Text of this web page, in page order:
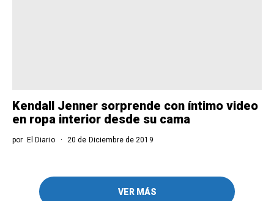
Kendall Jenner sorprende con íntimo video
en ropa interior desde su cama
por El Diario 20 de Diciembre de 2019
VER MÁS